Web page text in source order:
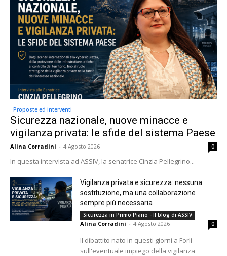
Proposte ed interventi
Sicurezza nazionale, nuove minacce e
vigilanza privata: le sfide del sistema Paese
Alina Corradini - 4 Agosto 2026 0
In questa intervista ad ASSIV, la senatrice Cinzia Pellegrino...
Vigilanza privata e sicurezza: nessuna
sostituzione, ma una collaborazione
sempre più necessaria
Sicurezza in Primo Piano - Il blog di ASSIV
Alina Corradini - 4 Agosto 2026 0
Il dibattito nato in questi giorni a Forlì
sull'eventuale impiego della vigilanza